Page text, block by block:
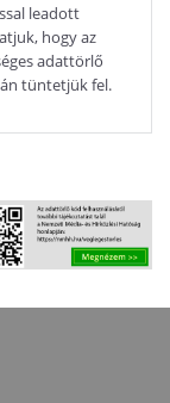
leadott
hogy az
adattörlő
tüntetjük fel.